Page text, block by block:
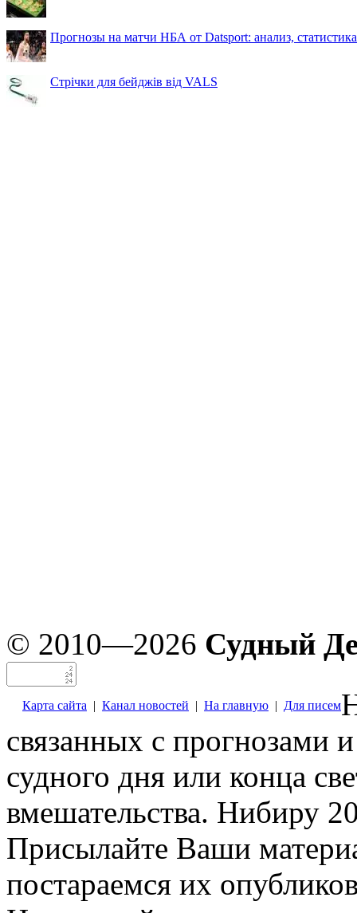
Прогнозы на матчи НБА от Datsport: анализ,
Стрічки для бейджів від VALS
© 2010—2026 Судный
Карта сайта | Канал новостей | На главную | Для писем
связанных с прогнозами
судного дня или конца
вмешательства. Нибиру
Присылайте Ваши
постараемся их